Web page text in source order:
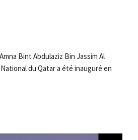
Bint Abdulaziz Bin Jassim Al
du Qatar a été inauguré en